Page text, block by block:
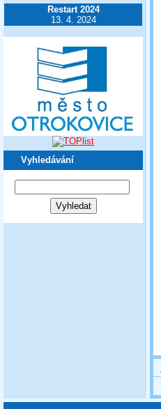
Restart 2024
13. 4. 2024
Vyhledávání